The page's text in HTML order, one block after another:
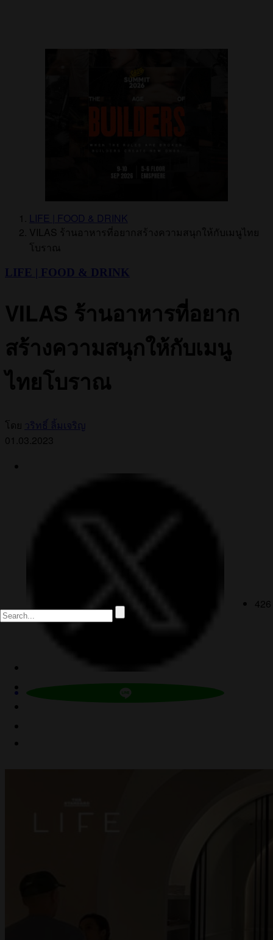
LIFE | FOOD & DRINK
VILAS ร้านอาหารที่อยากสร้างความสนุกให้กับเมนูไทย
โบราณ
LIFE | FOOD & DRINK
VILAS ร้านอาหารที่อยาก
สร้างความสนุกให้กับเมนู
ไทยโบราณ
โดย วริทธิ์ ลิ้มเจริญ
01.03.2023
426